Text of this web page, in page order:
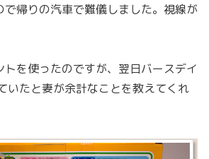
帰りの汽車で難儀しました。視線が
を使ったのですが、翌日バースデイ
いたと妻が余計なことを教えてくれ